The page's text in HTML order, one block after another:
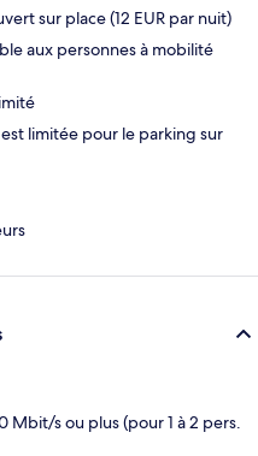
sur place (12 EUR par nuit)
aux personnes à mobilité
limitée pour le parking sur
Mbit/s ou plus (pour 1 à 2 pers.